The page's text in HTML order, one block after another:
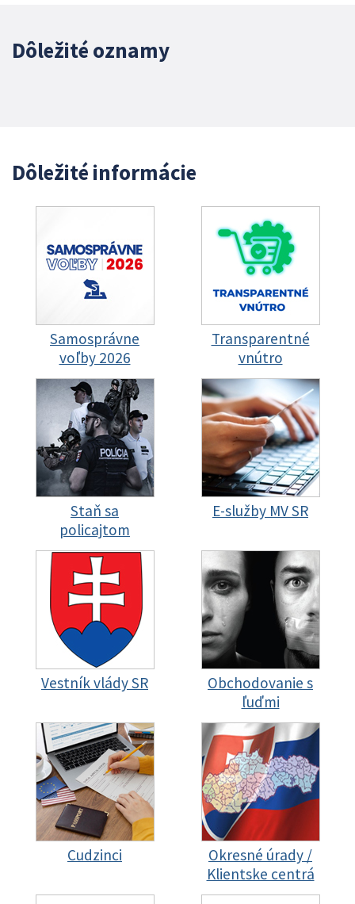
Dôležité oznamy
Dôležité informácie
Samosprávne
voľby 2026
Transparentné
vnútro
Staň sa
policajtom
E-služby MV SR
Vestník vlády SR
Obchodovanie s
ľuďmi
Cudzinci
Okresné úrady /
Klientske centrá